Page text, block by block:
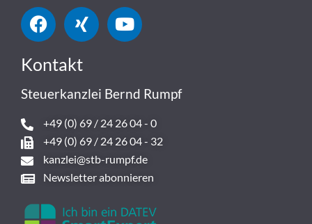
Kontakt
Steuerkanzlei Bernd Rumpf
+49 (0) 69 / 24 26 04 - 0
+49 (0) 69 / 24 26 04 - 32
kanzlei@stb-rumpf.de
Newsletter abonnieren